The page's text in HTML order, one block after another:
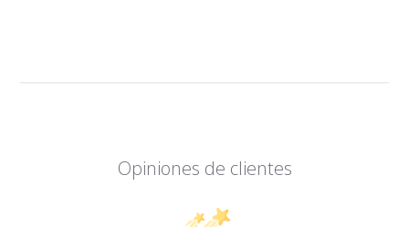
Opiniones de clientes